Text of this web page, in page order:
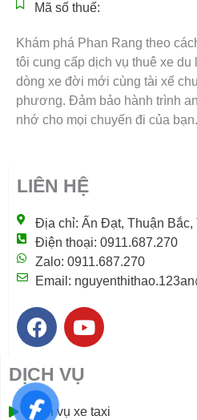
Mã số thuế:
Khám phá Phan Rang theo
tôi cung cấp dịch vụ thuê xe du
dòng xe đời mới cùng tài xế
phương. Đảm bảo hành trình
nhớ cho mọi chuyến đi của bạn.
LIÊN HỆ
Địa chỉ: Ấn Đạt, Thuận Bắc,
Điện thoại: 0911.687.270
Zalo: 0911.687.270
Email:
F
a
e
b
Y
o
t
DỊCH VỤ
Dịch vụ xe taxi